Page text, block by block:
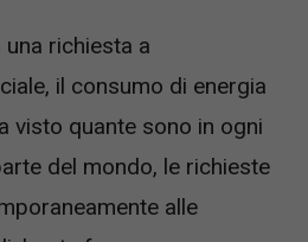
richiesta a
il consumo di energia
visto quante sono in ogni
del mondo, le richieste
alle